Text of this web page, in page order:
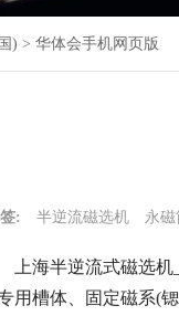
) > 华体会手机网页版
: 半逆流磁选机 永
上海半逆流式磁选
用槽体、固定磁系(